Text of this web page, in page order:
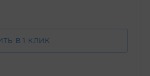
В 1 КЛИК